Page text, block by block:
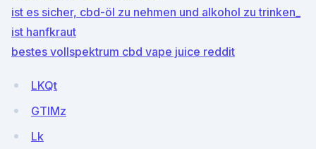
ist es sicher, cbd-öl zu nehmen und alkohol zu trinken_
ist hanfkraut
bestes vollspektrum cbd vape juice reddit
LKQt
GTIMz
Lk